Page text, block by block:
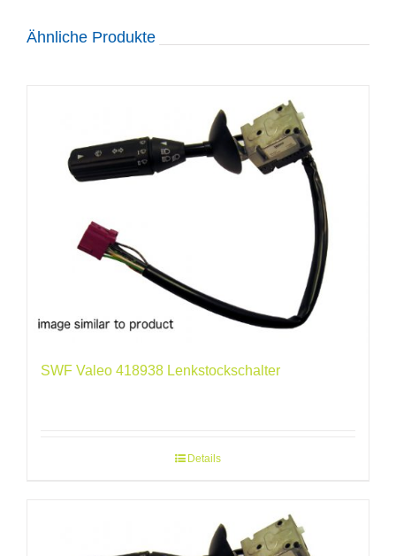
Ähnliche Produkte
SWF Valeo 418938 Lenkstockschalter
Details